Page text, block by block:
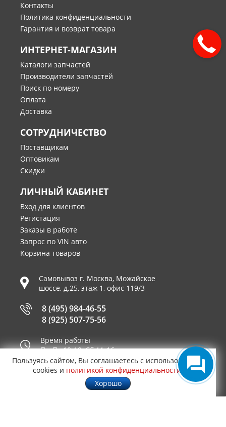
Контакты
Политика конфиденциальности
Гарантия и возврат товара
ИНТЕРНЕТ-МАГАЗИН
Каталоги запчастей
Производители запчастей
Поиск по номеру
Оплата
Доставка
СОТРУДНИЧЕСТВО
Поставщикам
Оптовикам
Скидки
ЛИЧНЫЙ КАБИНЕТ
Вход для клиентов
Регистация
Заказы в работе
Запрос по VIN авто
Корзина товаров
Самовывоз г. Москва, Можайское
шоссе, д.25, этаж 1, офис 119/3
8 (495) 984-46-55
8 (925) 507-75-56
Время работы
Пн-Пт 10-19, Сб 11-16
Принимаем к оплате
Пользуясь сайтом, Вы соглашаетесь с использованием
cookies и политикой конфиденциальности
Хорошо